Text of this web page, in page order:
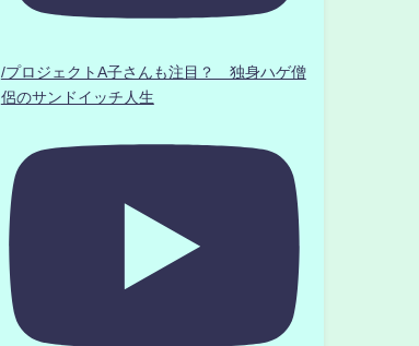
/プロジェクトA子さんも注目？ 独身ハゲ僧
侶のサンドイッチ人生